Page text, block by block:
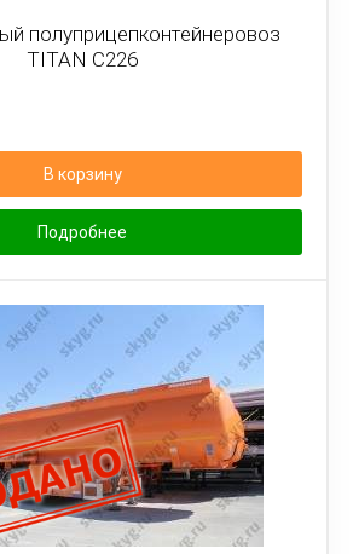
полуприцепконтейнеровоз
TITAN C226
В корзину
Подробнее